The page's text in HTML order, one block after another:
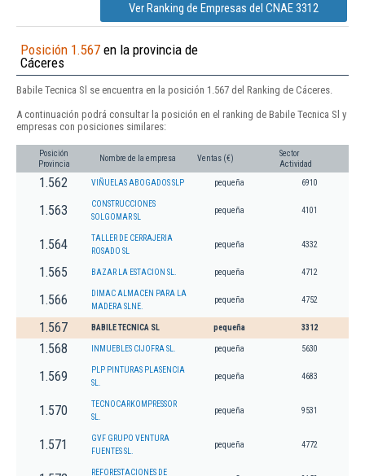
Ver Ranking de Empresas del CNAE 3312
Posición 1.567 en la provincia de
Cáceres
Babile Tecnica Sl se encuentra en la posición 1.567 del Ranking de Cáceres.
A continuación podrá consultar la posición en el ranking de Babile Tecnica Sl y
empresas con posiciones similares:
Posición
Provincia
Nombre de la empresa Ventas (€)
Sector
Actividad
1.562 VIÑUELAS ABOGADOS SLP pequeña 6910
1.563
CONSTRUCCIONES
SOLGOMAR SL
pequeña 4101
1.564
TALLER DE CERRAJERIA
ROSADO SL
pequeña 4332
1.565 BAZAR LA ESTACION SL. pequeña 4712
1.566
DIMAC ALMACEN PARA LA
MADERA SLNE.
pequeña 4752
1.567 BABILE TECNICA SL pequeña 3312
1.568 INMUEBLES CIJOFRA SL. pequeña 5630
1.569
PLP PINTURAS PLASENCIA
SL.
pequeña 4683
1.570
TECNOCARKOMPRESSOR
SL.
pequeña 9531
1.571
GVF GRUPO VENTURA
FUENTES SL.
pequeña 4772
REFORESTACIONES DE